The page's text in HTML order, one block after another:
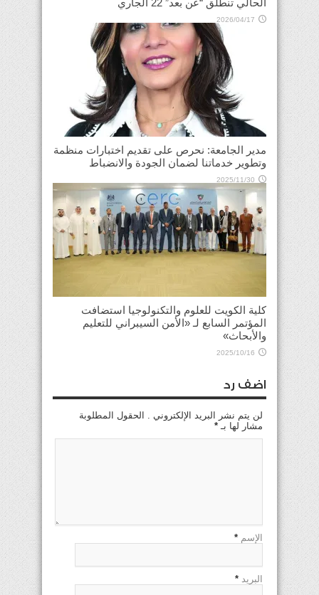
الحالي تنطلق “عن بعد” 22 الجاري
2026/04/17
مدير الجامعة: نحرص على تقديم اختبارات منظمة
وتطوير خدماتنا لضمان الجودة والانضباط
2025/11/30
كلية الكويت للعلوم والتكنولوجيا استضافت
المؤتمر السابع لـ «الأمن السيبراني للتعليم
والأبحاث»
2025/10/16
اضف رد
لن يتم نشر البريد الإلكتروني . الحقول المطلوبة
مشار لها بـ *
الإسم *
البريد *